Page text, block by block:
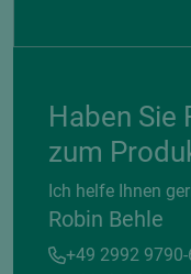
Haben Sie
zum
Ich helfe Ihnen
Robin Behle
+49 2992